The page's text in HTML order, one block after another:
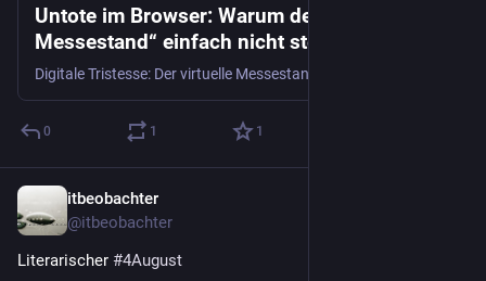
Untote im Browser: Warum der „virtuelle
Messestand“ einfach nicht sterben will
0 1 1
itbeobachter
@itbeobachter
Literarischer #4August